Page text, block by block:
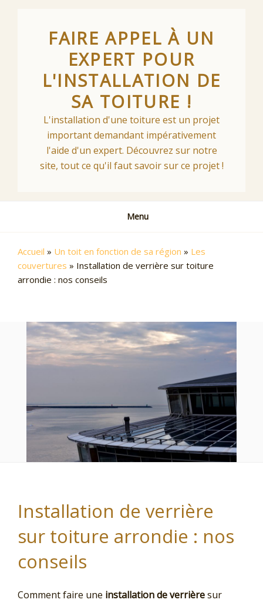
FAIRE APPEL À UN
EXPERT POUR
L'INSTALLATION DE
SA TOITURE !
L'installation d'une toiture est un projet
important demandant impérativement
l'aide d'un expert. Découvrez sur notre
site, tout ce qu'il faut savoir sur ce projet !
Menu
Accueil » Un toit en fonction de sa région » Les
couvertures » Installation de verrière sur toiture
arrondie : nos conseils
Installation de verrière
sur toiture arrondie : nos
conseils
Comment faire une installation de verrièresur